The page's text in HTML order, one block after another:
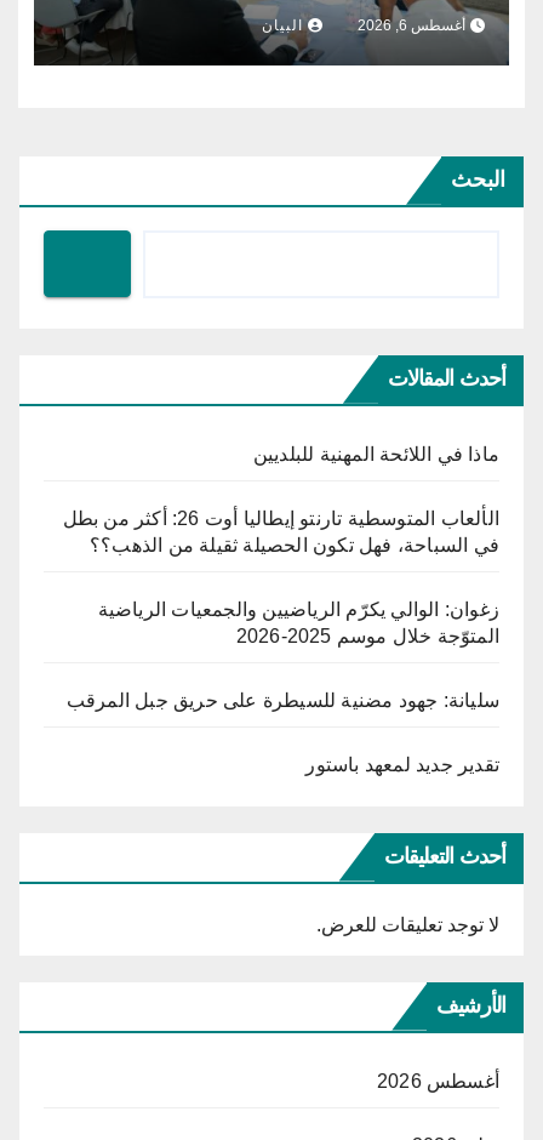
مشروع الطاقة الشمسية الفولطاضوئية
أغسطس 6, 2026 البيان
البحث
أحدث المقالات
ماذا في اللائحة المهنية للبلديين
الألعاب المتوسطية تارنتو إيطاليا أوت 26: أكثر من بطل
في السباحة، فهل تكون الحصيلة ثقيلة من الذهب؟؟
زغوان: الوالي يكرّم الرياضيين والجمعيات الرياضية
المتوّجة خلال موسم 2025-2026
سليانة: جهود مضنية للسيطرة على حريق جبل المرقب
تقدير جديد لمعهد باستور
أحدث التعليقات
لا توجد تعليقات للعرض.
الأرشيف
أغسطس 2026